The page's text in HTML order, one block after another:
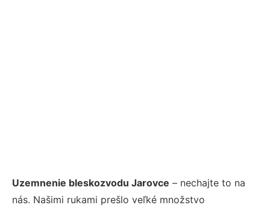
Uzemnenie bleskozvodu Jarovce – nechajte to na
nás. Našimi rukami prešlo veľké množstvo